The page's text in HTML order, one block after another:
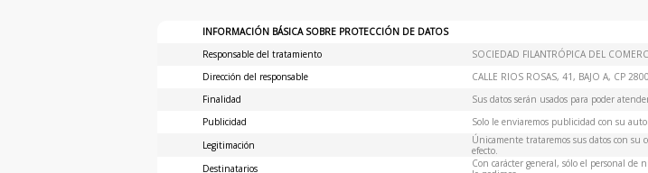
INFORMACIÓN BÁSICA SOBRE PROTECCIÓN DE DATOS
Responsable del tratamiento
SOCIEDAD FILANTRÓPICA DEL
Dirección del responsable
CALLE RIOS ROSAS, 41, BAJO A, CP
Finalidad
Sus datos serán usados para poder
Publicidad
Solo le enviaremos publicidad con su
Legitimación
Únicamente trataremos sus datos con
efecto.
Destinatarios
Con carácter general, sólo el personal